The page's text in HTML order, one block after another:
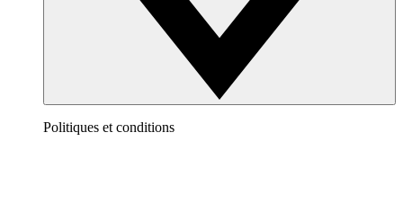
Politiques et conditions